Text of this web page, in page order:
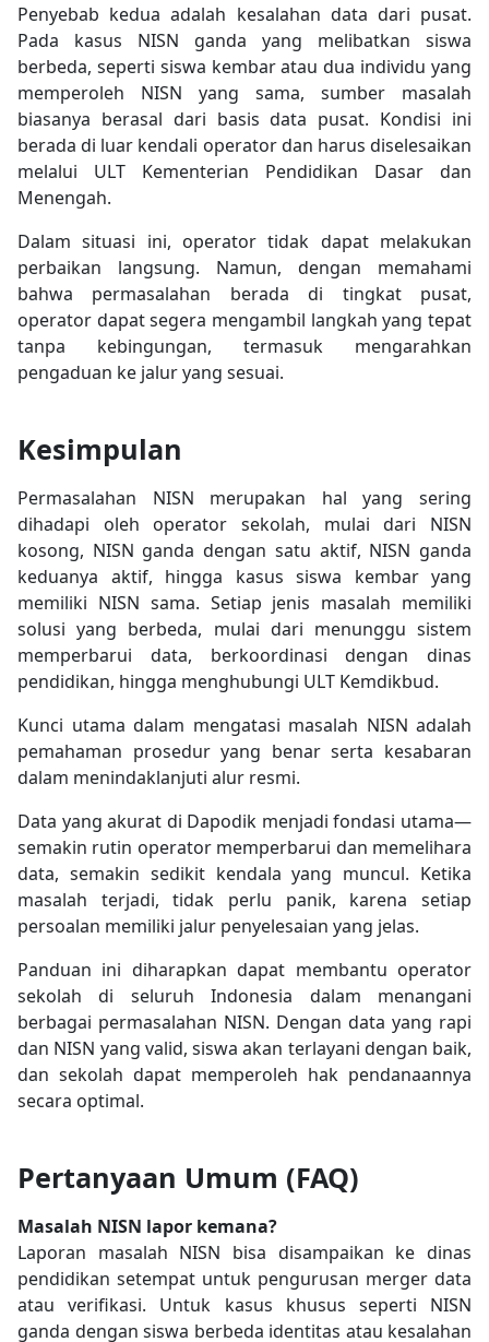
Penyebab kedua adalah kesalahan data dari pusat.
Pada kasus NISN ganda yang melibatkan siswa
berbeda, seperti siswa kembar atau dua individu yang
memperoleh NISN yang sama, sumber masalah
biasanya berasal dari basis data pusat. Kondisi ini
berada di luar kendali operator dan harus diselesaikan
melalui ULT Kementerian Pendidikan Dasar dan
Menengah.
Dalam situasi ini, operator tidak dapat melakukan
perbaikan langsung. Namun, dengan memahami
bahwa permasalahan berada di tingkat pusat,
operator dapat segera mengambil langkah yang tepat
tanpa kebingungan, termasuk mengarahkan
pengaduan ke jalur yang sesuai.
Kesimpulan
Permasalahan NISN merupakan hal yang sering
dihadapi oleh operator sekolah, mulai dari NISN
kosong, NISN ganda dengan satu aktif, NISN ganda
keduanya aktif, hingga kasus siswa kembar yang
memiliki NISN sama. Setiap jenis masalah memiliki
solusi yang berbeda, mulai dari menunggu sistem
memperbarui data, berkoordinasi dengan dinas
pendidikan, hingga menghubungi ULT Kemdikbud.
Kunci utama dalam mengatasi masalah NISN adalah
pemahaman prosedur yang benar serta kesabaran
dalam menindaklanjuti alur resmi.
Data yang akurat di Dapodik menjadi fondasi utama—
semakin rutin operator memperbarui dan memelihara
data, semakin sedikit kendala yang muncul. Ketika
masalah terjadi, tidak perlu panik, karena setiap
persoalan memiliki jalur penyelesaian yang jelas.
Panduan ini diharapkan dapat membantu operator
sekolah di seluruh Indonesia dalam menangani
berbagai permasalahan NISN. Dengan data yang rapi
dan NISN yang valid, siswa akan terlayani dengan baik,
dan sekolah dapat memperoleh hak pendanaannya
secara optimal.
Pertanyaan Umum (FAQ)
Masalah NISN lapor kemana?
Laporan masalah NISN bisa disampaikan ke dinas
pendidikan setempat untuk pengurusan merger data
atau verifikasi. Untuk kasus khusus seperti NISN
ganda dengan siswa berbeda identitas atau kesalahan